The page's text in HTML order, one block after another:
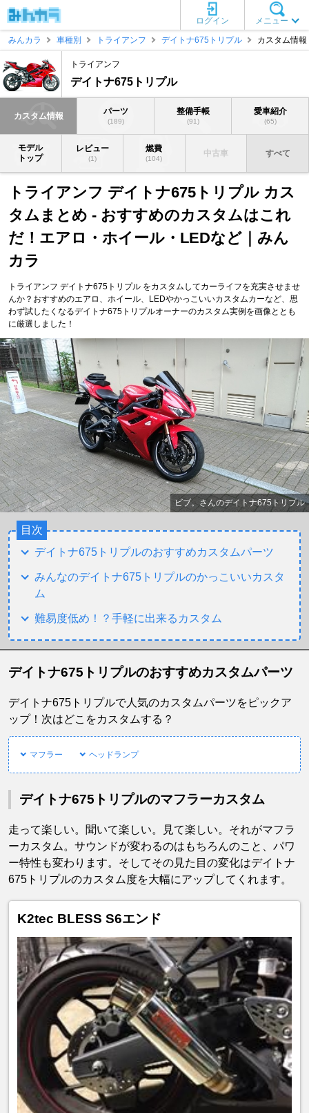
メニュー
ログイン
みんカラ
車種別 トライアンフ デイトナ675トリプル カスタム情報
トライアンフ
デイトナ675トリプル
カスタム情報 パーツ
(189)
整備手帳
(91)
愛車紹介
(65)
モデル
トップ
レビュー
(1)
燃費
(104)
中古車 すべて
トライアンフ デイトナ675トリプル カス
タムまとめ - おすすめのカスタムはこれ
だ！エアロ・ホイール・LEDなど｜みん
カラ
トライアンフ デイトナ675トリプル をカスタムしてカーライフを充実させませ
んか？おすすめのエアロ、ホイール、LEDやかっこいいカスタムカーなど、思
わず試したくなるデイトナ675トリプルオーナーのカスタム実例を画像ととも
に厳選しました！
ビブ。さんのデイトナ675トリプル
目次
デイトナ675トリプルのおすすめカスタムパーツ
みんなのデイトナ675トリプルのかっこいいカスタ
ム
難易度低め！？手軽に出来るカスタム
デイトナ675トリプルのおすすめカスタムパーツ
デイトナ675トリプルで人気のカスタムパーツをピックア
ップ！次はどこをカスタムする？
マフラー ヘッドランプ
デイトナ675トリプルのマフラーカスタム
走って楽しい。聞いて楽しい。見て楽しい。それがマフラ
ーカスタム。サウンドが変わるのはもちろんのこと、パワ
ー特性も変わります。そしてその見た目の変化はデイトナ
675トリプルのカスタム度を大幅にアップしてくれます。
K2tec BLESS S6エンド